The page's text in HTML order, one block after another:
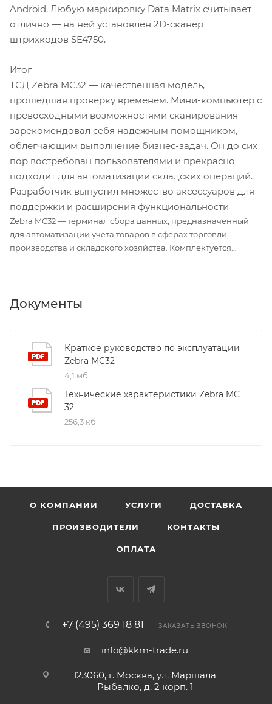
Android. Любую маркировку Data Matrix считывает
отлично — на ней установлен 2D-сканер
штрихкодов SE4750.
Итог
ТСД Zebra MC32 — качественная модель,
прошедшая проверку временем. Мини-компьютер с
превосходными возможностями сканирования
зарекомендовал себя надежным помощником,
облегчающим выполнение бизнес-задач. Он до сих
пор востребован пользователями и прекрасно
подходит для автоматизации складских операций.
Разработчик выпустил множество аксессуаров для
поддержки и расширения функциональности
Zebra MC32 — терминал сбора данных, предназначенный
для автоматизации учета товаров в сферах торговли,
производства и складского хозяйства. Комплектуется
оснащается беспроводными модулями Bluetooth и Wi-Fi.
Документы
Краткое руководство по эксплуатации
Zebra MC32
4,1 мб
Технические характеристики Zebra MC
32
256,3 кб
О КОМПАНИИ УСЛУГИ ДОСТАВКА
ПРОИЗВОДИТЕЛИ КОНТАКТЫ
ОПЛАТА
+7 (495) 369 18 81 ЗАКАЗАТЬ ЗВОНОК
info@kkm-trade.ru
123060, г. Москва, ул. Маршала
Рыбалко, д. 2 корп. 1